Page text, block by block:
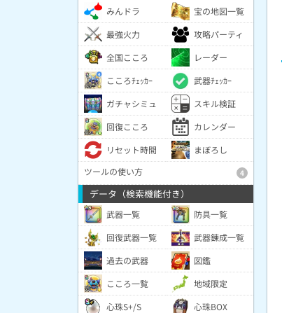
みんドラ
宝の地図一覧
最強火力
攻略パーティ
全国こころ
レーダー
こころﾁｪｯｶｰ
武器ﾁｪｯｶｰ
ガチャシミュ
スキル検証
回復こころ
カレンダー
リセット時間
まぼろし
ツールの使い方
4
データ（検索機能付き）
武器一覧
防具一覧
回復武器一覧
武器錬成一覧
過去の武器
図鑑
こころ一覧
地域限定
心珠S+/S
心珠BOX